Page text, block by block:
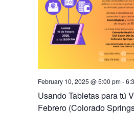
Usando Tabletas para tú
Febrero (Colorado
February 10, 2025 @ 5:00 pm-